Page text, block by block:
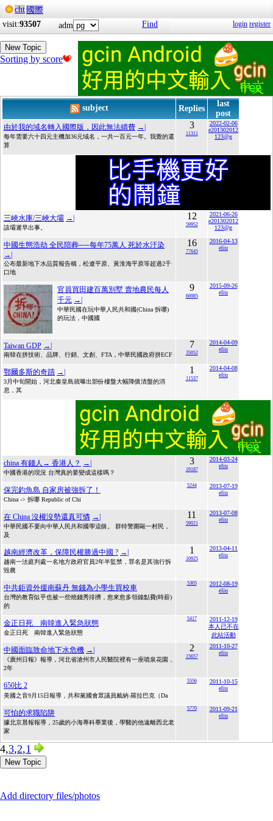
cht 國際
visit:93507 adm Find login register
New Topic
Sorting by score
subject Replies
last
post
由於我的域名轉入國際版，因此無法續費 →|
每年需要六十四元主機加36元域名，一共一百元一年。我覺的還
算
3
11311
2022-02-06
e201302012
123@g
三峽水庫/三峽大壩 →|
該壩遲早出事。
12
59952
2021-06-26
e201302012
123@g
中國生態浩劫 全民陪葬──每年75萬人 死於水汙染
→|
公布最新地下水品質報告稱，松遼平原、黃淮海平原等超過2千
口地
16
77645
2016-04-13
eliu
官員買田建百萬別墅 賣地農民每人
千元 →|
中華民國在玩中華人民共和國(China 拆哪)
的玩法，中國國
9
66985
2015-09-26
eliu
Taiwan GDP →|
南韓在拼技術、品牌、行銷、文創、FTA，中華民國政府拼ECF
7
35052
2014-04-09
eliu
鄂爾多斯的奇蹟 →|
3月中旬開始，河北秦皇島就曝出部份樓盤大幅降價清盤的消
息，其
1
11537
2014-04-08
eliu
china 有錢人→ 香港人？ →|
中國香港的現況 台灣真的要變成這樣嗎？
3
19187
2014-03-24
eliu
保完釣魚島 自家房被強拆了！
China -> 拆哪 Republic of Chi
5244
2013-07-19
eliu
在 China 沒權沒勢還真可憐 →|
中華民國不要向中華人民共和國學這個。 群特警圍毆一村民，
及
11
59021
2013-07-08
eliu
越南經濟改革，保障民權勝過中國 ? →|
越南一法庭判處一名地方政府官員2年半監禁，罪名是其強行拆
毀農
1
10925
2013-04-11
eliu
中共鉅資外援南蘇丹 無錢為小學生買校車
台灣的教育似乎也被一些燒錢秀排擠，愈來愈多領鐘點費(時薪)
的
5305
2012-08-19
eliu
金正日死 南韓進入緊急狀態
金正日死 南韓進入緊急狀態
5417
2011-12-19
本人已不在
此站活動
中國面臨致命地下水危機 →|
《廣州日報》報導，河北省滄州市人民醫院裡有一座噴泉花園，
2年
2
15657
2011-10-27
eliu
650比 2
美國之音9月15日報導，共和黨國會眾議員戴納‧羅拉巴克（Da
5556
2011-10-15
eliu
可怕的求職陷阱
據北京晨報報導，25歲的小海專科畢業後，學醫的他遠離西北老
家
5770
2011-09-21
eliu
4,3,2,1
New Topic
Add directory files/photos